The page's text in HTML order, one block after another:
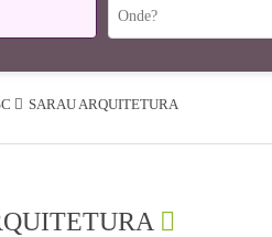
SARAU ARQUITETURA